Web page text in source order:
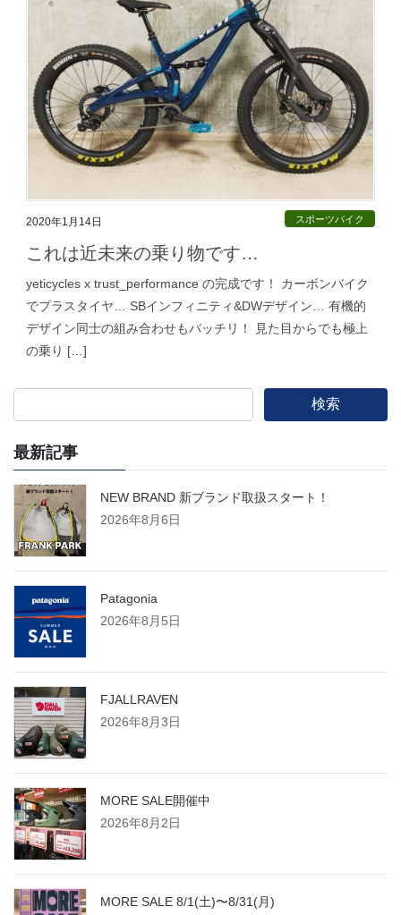
2020年1月14日 スポーツバイク
これは近未来の乗り物です…
yeticycles x trust_performance の完成です！ カーボンバイク
でプラスタイヤ… SBインフィニティ&DWデザイン… 有機的
デザイン同士の組み合わせもバッチリ！ 見た目からでも極上
の乗り […]
検索
最新記事
NEW BRAND 新ブランド取扱スタート！
2026年8月6日
Patagonia
2026年8月5日
FJALLRAVEN
2026年8月3日
MORE SALE開催中
2026年8月2日
MORE SALE 8/1(土)〜8/31(月)